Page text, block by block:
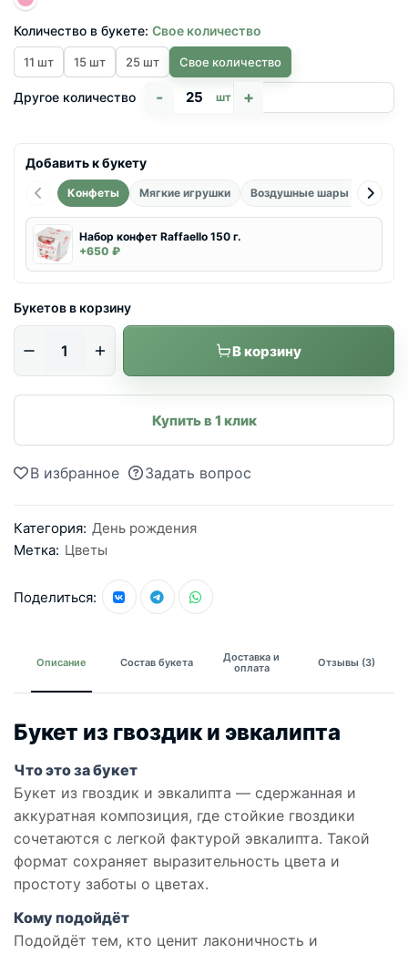
Количество в букете: Свое количество
11 шт 15 шт 25 шт Свое количество
Другое количество - шт +
Добавить к букету
Конфеты Мягкие игрушки Воздушные шары
Набор конфет Raffaello 150 г.
+650 ₽
Букетов в корзину
В корзину
Купить в 1 клик
В избранное Задать вопрос
Категория: День рождения
Метка: Цветы
Поделиться:
Описание Состав букета
Доставка и
оплата
Отзывы (3)
Букет из гвоздик и эвкалипта
Что это за букет
Букет из гвоздик и эвкалипта — сдержанная и
аккуратная композиция, где стойкие гвоздики
сочетаются с легкой фактурой эвкалипта. Такой
формат сохраняет выразительность цвета и
простоту заботы о цветах.
Кому подойдёт
Подойдёт тем, кто ценит лаконичность и